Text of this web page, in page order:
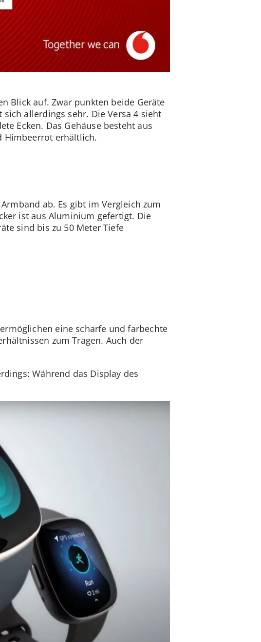
Blick auf. Zwar punkten beide Geräte
allerdings sehr. Die Versa 4 sieht
Ecken. Das Gehäuse besteht aus
Himbeerrot erhältlich.
ab. Es gibt im Vergleich zum
ist aus Aluminium gefertigt. Die
sind bis zu 50 Meter Tiefe
eine scharfe und farbechte
zum Tragen. Auch der
Während das Display des